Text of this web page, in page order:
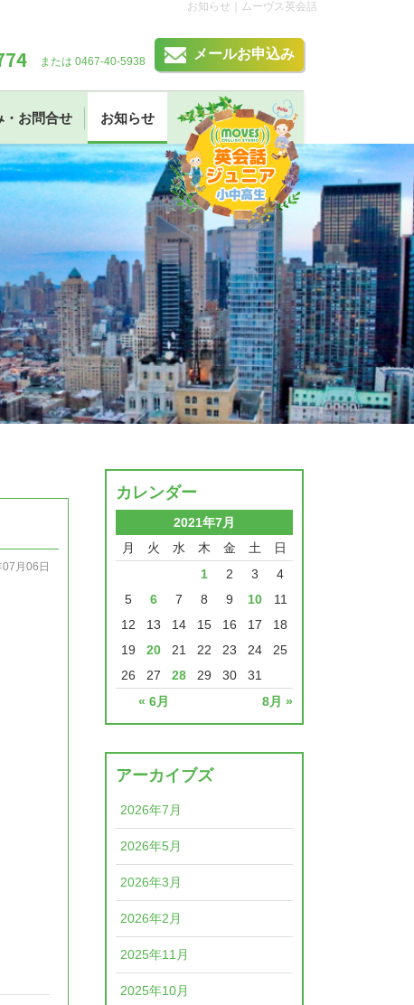
お知らせ｜ムーヴス英会話
または 0467-40-5938
メールお申込み
・お問合せ お知らせ
月06日
カレンダー
2021年7月
月
火 水 木 金 土 日
« 6月 8月 »
1 2 3
4
5
6 7 8 9 10
11
12
13 14 15 16 17
18
19
20 21 22 23 24
25
26
27 28 29 30 31
アーカイブズ
2026年7月
2026年5月
2026年3月
2026年2月
2025年11月
2025年10月